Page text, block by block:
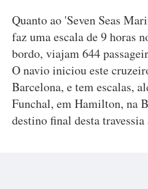
Quanto ao 'Seven Seas
faz uma escala de 9 horas
bordo, viajam 644
O navio iniciou este
Barcelona, e tem escalas,
Funchal, em Hamilton, na
destino final desta